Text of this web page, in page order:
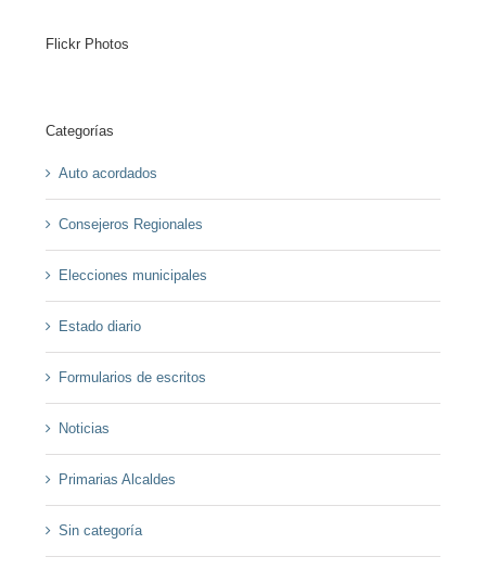
Flickr Photos
Categorías
Auto acordados
Consejeros Regionales
Elecciones municipales
Estado diario
Formularios de escritos
Noticias
Primarias Alcaldes
Sin categoría